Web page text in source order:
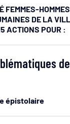
FEMMES-
DE LA
ACTIONS POUR :
épistolaire